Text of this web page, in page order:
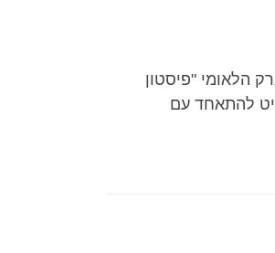
הלאומי "פיסטון
להתאחד עם